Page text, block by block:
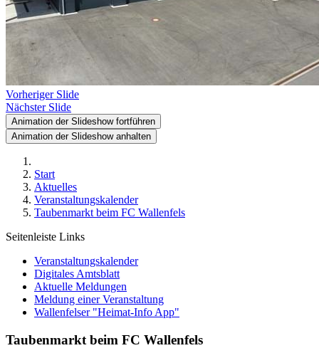
Vorheriger Slide
Nächster Slide
Animation der Slideshow fortführen
Animation der Slideshow anhalten
Start
Aktuelles
Veranstaltungskalender
Taubenmarkt beim FC Wallenfels
Seitenleiste Links
Veranstaltungskalender
Digitales Amtsblatt
Aktuelle Meldungen
Meldung einer Veranstaltung
Wallenfelser "Heimat-Info App"
Taubenmarkt beim FC Wallenfels